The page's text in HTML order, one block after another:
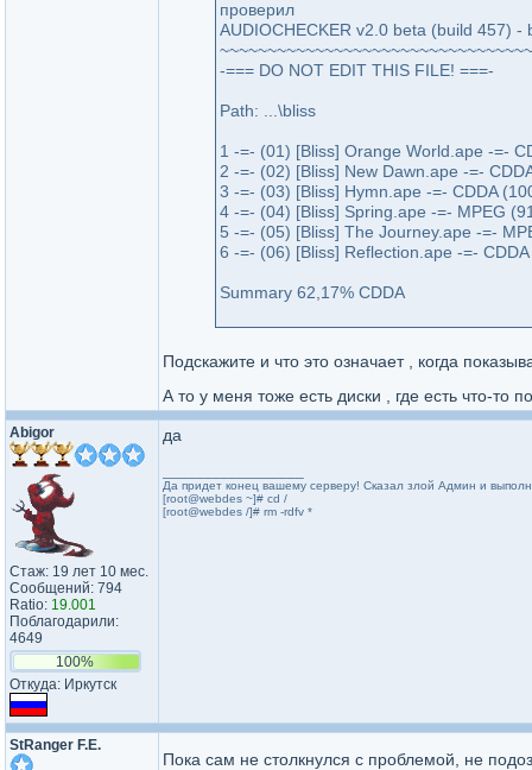
проверил
AUDIOCHECKER v2.0 beta (build 457) -
-=== DO NOT EDIT THIS FILE! ===-
Path: ...\bliss
1 -=- (01) [Bliss] Orange World.ape -=-
2 -=- (02) [Bliss] New Dawn.ape -=-
3 -=- (03) [Bliss] Hymn.ape -=- CDDA
4 -=- (04) [Bliss] Spring.ape -=- MPEG
5 -=- (05) [Bliss] The Journey.ape -=-
6 -=- (06) [Bliss] Reflection.ape -=-
Summary 62,17% CDDA
Подскажите и что это означает , когда
А то у меня тоже есть диски , где есть что-то
Abigor
Стаж: 19 лет 10 мес.
Сообщений: 794
Ratio: 19.001
Поблагодарили:
4649
100%
Откуда: Иркутск
да
Да придет конец вашему серверу! Сказал злой Админ и
[root@webdes ~]# cd /
[root@webdes /]# rm -rdfv *
StRanger F.E.
Пока сам не столкнулся с проблемой, не